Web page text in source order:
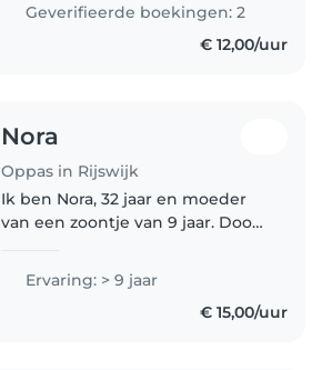
Geverifieerde boekingen: 2
€ 12,00/uur
Nora
Oppas in Rijswijk
Ik ben Nora, 32 jaar en moeder
van een zoontje van 9 jaar. Door
weet ik hoe belangrijk aandacht,
geduld en plezier zijn. Ik vind
Ervaring: > 9 jaar
€ 15,00/uur